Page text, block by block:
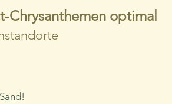
Chrysanthemen optimal